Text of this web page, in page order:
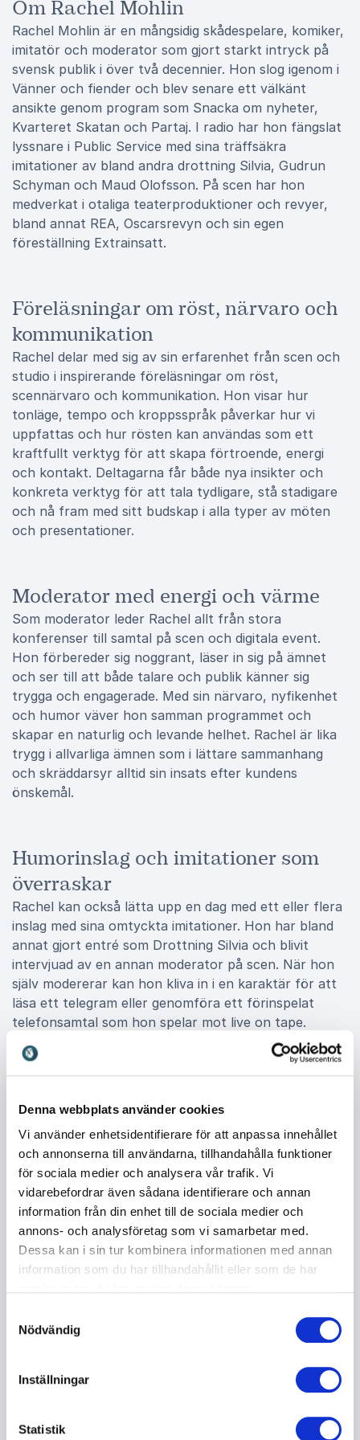
Denna webbplats använder cookies
Vi använder enhetsidentifierare för att anpassa innehållet
och annonserna till användarna, tillhandahålla funktioner
för sociala medier och analysera vår trafik. Vi
vidarebefordrar även sådana identifierare och annan
information från din enhet till de sociala medier och
annons- och analysföretag som vi samarbetar med.
Dessa kan i sin tur kombinera informationen med annan
information som du har tillhandahållit eller som de har
Nödvändig
Inställningar
Statistik
Om Rachel Mohlin
Rachel Mohlin är en mångsidig skådespelare, komiker,
imitatör och moderator som gjort starkt intryck på
svensk publik i över två decennier. Hon slog igenom i
Vänner och fiender och blev senare ett välkänt
ansikte genom program som Snacka om nyheter,
Kvarteret Skatan och Partaj. I radio har hon fängslat
lyssnare i Public Service med sina träffsäkra
imitationer av bland andra drottning Silvia, Gudrun
Schyman och Maud Olofsson. På scen har hon
medverkat i otaliga teaterproduktioner och revyer,
bland annat REA, Oscarsrevyn och sin egen
föreställning Extrainsatt.
Föreläsningar om röst, närvaro och
kommunikation
Rachel delar med sig av sin erfarenhet från scen och
studio i inspirerande föreläsningar om röst,
scennärvaro och kommunikation. Hon visar hur
tonläge, tempo och kroppsspråk påverkar hur vi
uppfattas och hur rösten kan användas som ett
kraftfullt verktyg för att skapa förtroende, energi
och kontakt. Deltagarna får både nya insikter och
konkreta verktyg för att tala tydligare, stå stadigare
och nå fram med sitt budskap i alla typer av möten
och presentationer.
Moderator med energi och värme
Som moderator leder Rachel allt från stora
konferenser till samtal på scen och digitala event.
Hon förbereder sig noggrant, läser in sig på ämnet
och ser till att både talare och publik känner sig
trygga och engagerade. Med sin närvaro, nyfikenhet
och humor väver hon samman programmet och
skapar en naturlig och levande helhet. Rachel är lika
trygg i allvarliga ämnen som i lättare sammanhang
och skräddarsyr alltid sin insats efter kundens
önskemål.
Humorinslag och imitationer som
överraskar
Rachel kan också lätta upp en dag med ett eller flera
inslag med sina omtyckta imitationer. Hon har bland
annat gjort entré som Drottning Silvia och blivit
intervjuad av en annan moderator på scen. När hon
själv modererar kan hon kliva in i en karaktär för att
läsa ett telegram eller genomföra ett förinspelat
telefonsamtal som hon spelar mot live on tape.
Inslagen kan skräddarsys efter organisation och
tema, vilket ger ett personligt, träffsäkert och
minnesvärt tillskott till programmet.
Coachning och personlig utveckling
Utöver scenframträdanden coachar Rachel även
andra talare och ledare. Hon hjälper dem att utveckla
sin röst, hitta sin naturliga scennärvaro och skapa en
starkare koppling till publiken. Med sin långa
erfarenhet av att tala inför publik, både i
underhållning och seriösa sammanhang, vet hon vad
Boka Rachel Mohlin till ert nästa
event
för alla typer av arrangemang. Hon kombinerar
professionalism med glädje, engagemang och genuin